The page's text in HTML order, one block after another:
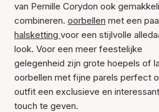
van Pernille Corydon ook
combineren. oorbellen met een
halsketting voor een stijlvolle
look. Voor een meer feestelijke
gelegenheid zijn grote hoepels of
oorbellen met fijne parels perfect
outfit een exclusieve en
touch te geven.